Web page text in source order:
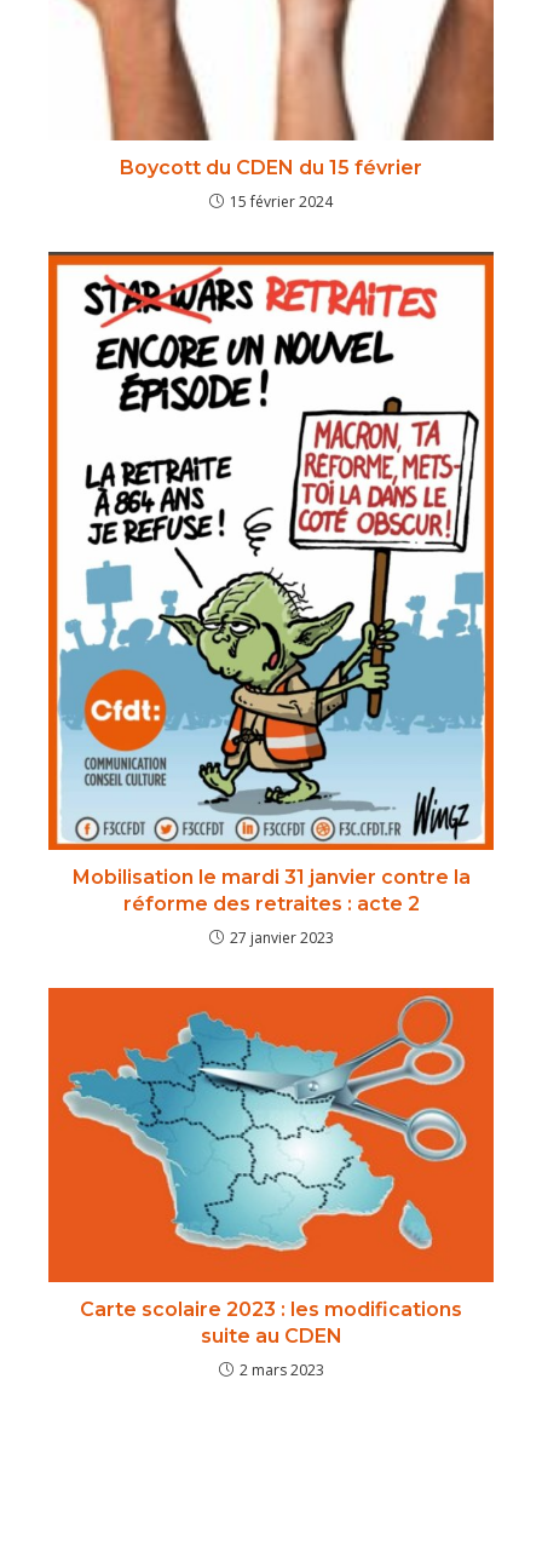
Boycott du CDEN du 15 février
15 février 2024
Mobilisation le mardi 31 janvier contre la
réforme des retraites : acte 2
27 janvier 2023
Carte scolaire 2023 : les modifications
suite au CDEN
2 mars 2023